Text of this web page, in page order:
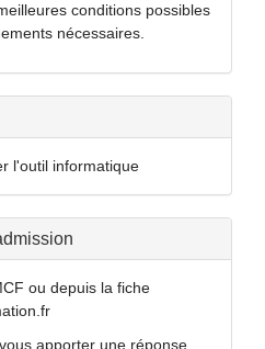
conditions possibles
nécessaires.
l'outil informatique
ou depuis la fiche
apporter une réponse